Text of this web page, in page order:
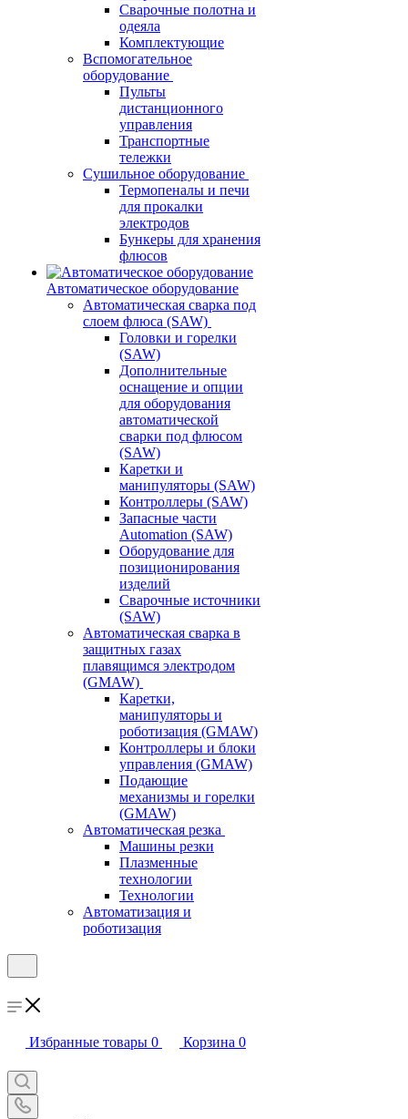
Сварочные полотна и
одеяла
Комплектующие
Вспомогательное
оборудование
Пульты
дистанционного
управления
Транспортные
тележки
Сушильное оборудование
Термопеналы и печи
для прокалки
электродов
Бункеры для хранения
флюсов
Автоматическое оборудование
Автоматическая сварка под
слоем флюса (SAW)
Головки и горелки
(SAW)
Дополнительные
оснащение и опции
для оборудования
автоматической
сварки под флюсом
(SAW)
Каретки и
манипуляторы (SAW)
Контроллеры (SAW)
Запасные части
Automation (SAW)
Оборудование для
позиционирования
изделий
Сварочные источники
(SAW)
Автоматическая сварка в
защитных газах
плавящимся электродом
(GMAW)
Каретки,
манипуляторы и
роботизация (GMAW)
Контроллеры и блоки
управления (GMAW)
Подающие
механизмы и горелки
(GMAW)
Автоматическая резка
Машины резки
Плазменные
технологии
Технологии
Автоматизация и
роботизация
Избранные товары 0 Корзина 0